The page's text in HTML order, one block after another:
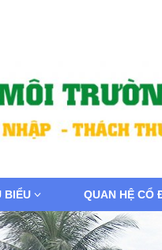
BIỂU QUAN HỆ CỔ